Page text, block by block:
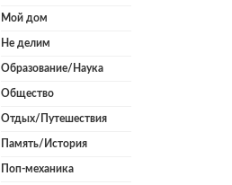
Мой дом
Не делим
Образование/Наука
Общество
Отдых/Путешествия
Память/История
Поп-механика